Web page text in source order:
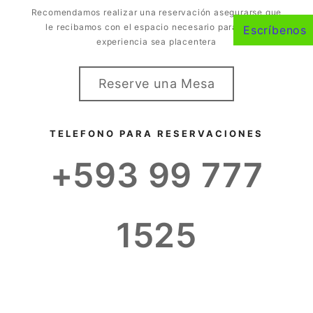
KYLE SMITH
Recomendamos realizar una reservación asegurarse que
le recibamos con el espacio necesario para que la
experiencia sea placentera
Reserve una Mesa
TELEFONO PARA RESERVACIONES
+593 99 777
1525
Escríbenos